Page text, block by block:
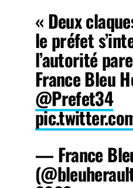
« Deux
le préfet
l’autorité
France Bleu
@Prefet34
— France